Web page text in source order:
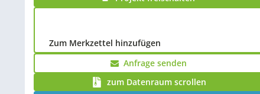
Zum Merkzettel hinzufügen
Anfrage senden
zum Datenraum scrollen